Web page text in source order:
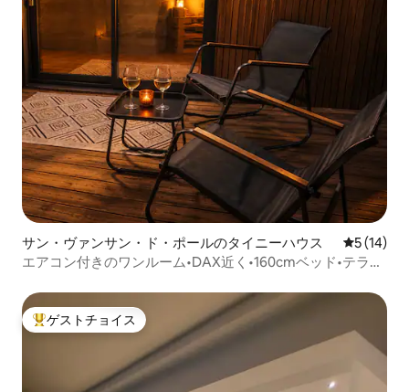
サン・ヴァンサン・ド・ポールのタイニーハウス レビュー
5 (14)
エアコン付きのワンルーム•DAX近く•160cmベッド•テラ
大好評のゲストチョイスです。
ゲストチョイス